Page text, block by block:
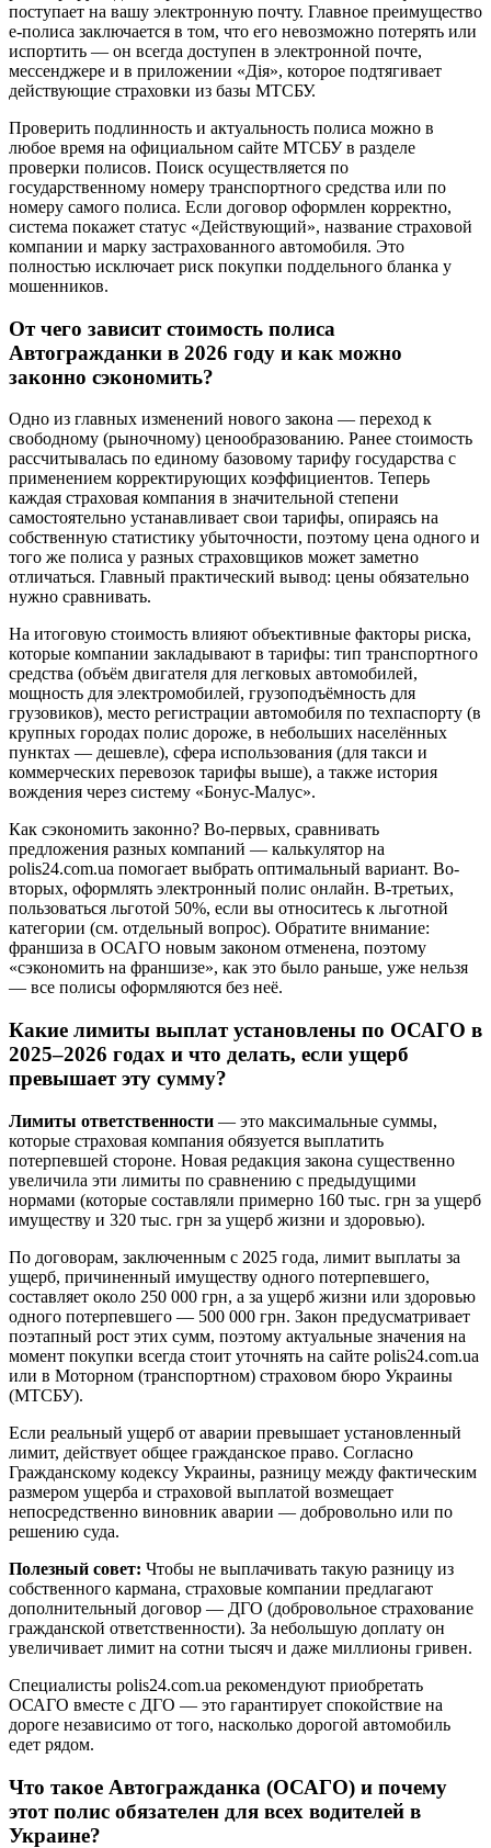
поступает на вашу электронную почту. Главное преимущество
е-полиса заключается в том, что его невозможно потерять или
испортить — он всегда доступен в электронной почте,
мессенджере и в приложении «Дія», которое подтягивает
действующие страховки из базы МТСБУ.
Проверить подлинность и актуальность полиса можно в
любое время на официальном сайте МТСБУ в разделе
проверки полисов. Поиск осуществляется по
государственному номеру транспортного средства или по
номеру самого полиса. Если договор оформлен корректно,
система покажет статус «Действующий», название страховой
компании и марку застрахованного автомобиля. Это
полностью исключает риск покупки поддельного бланка у
мошенников.
От чего зависит стоимость полиса
Автогражданки в 2026 году и как можно
законно сэкономить?
Одно из главных изменений нового закона — переход к
свободному (рыночному) ценообразованию. Ранее стоимость
рассчитывалась по единому базовому тарифу государства с
применением корректирующих коэффициентов. Теперь
каждая страховая компания в значительной степени
самостоятельно устанавливает свои тарифы, опираясь на
собственную статистику убыточности, поэтому цена одного и
того же полиса у разных страховщиков может заметно
отличаться. Главный практический вывод: цены обязательно
нужно сравнивать.
На итоговую стоимость влияют объективные факторы риска,
которые компании закладывают в тарифы: тип транспортного
средства (объём двигателя для легковых автомобилей,
мощность для электромобилей, грузоподъёмность для
грузовиков), место регистрации автомобиля по техпаспорту (в
крупных городах полис дороже, в небольших населённых
пунктах — дешевле), сфера использования (для такси и
коммерческих перевозок тарифы выше), а также история
вождения через систему «Бонус-Малус».
Как сэкономить законно? Во-первых, сравнивать
предложения разных компаний — калькулятор на
polis24.com.ua помогает выбрать оптимальный вариант. Во-
вторых, оформлять электронный полис онлайн. В-третьих,
пользоваться льготой 50%, если вы относитесь к льготной
категории (см. отдельный вопрос). Обратите внимание:
франшиза в ОСАГО новым законом отменена, поэтому
«сэкономить на франшизе», как это было раньше, уже нельзя
— все полисы оформляются без неё.
Какие лимиты выплат установлены по ОСАГО в
2025–2026 годах и что делать, если ущерб
превышает эту сумму?
Лимиты ответственности — это максимальные суммы,
которые страховая компания обязуется выплатить
потерпевшей стороне. Новая редакция закона существенно
увеличила эти лимиты по сравнению с предыдущими
нормами (которые составляли примерно 160 тыс. грн за ущерб
имуществу и 320 тыс. грн за ущерб жизни и здоровью).
По договорам, заключенным с 2025 года, лимит выплаты за
ущерб, причиненный имуществу одного потерпевшего,
составляет около 250 000 грн, а за ущерб жизни или здоровью
одного потерпевшего — 500 000 грн. Закон предусматривает
поэтапный рост этих сумм, поэтому актуальные значения на
момент покупки всегда стоит уточнять на сайте polis24.com.ua
или в Моторном (транспортном) страховом бюро Украины
(МТСБУ).
Если реальный ущерб от аварии превышает установленный
лимит, действует общее гражданское право. Согласно
Гражданскому кодексу Украины, разницу между фактическим
размером ущерба и страховой выплатой возмещает
непосредственно виновник аварии — добровольно или по
решению суда.
Полезный совет: Чтобы не выплачивать такую разницу из
собственного кармана, страховые компании предлагают
дополнительный договор — ДГО (добровольное страхование
гражданской ответственности). За небольшую доплату он
увеличивает лимит на сотни тысяч и даже миллионы гривен.
Специалисты polis24.com.ua рекомендуют приобретать
ОСАГО вместе с ДГО — это гарантирует спокойствие на
дороге независимо от того, насколько дорогой автомобиль
едет рядом.
Что такое Автогражданка (ОСАГО) и почему
этот полис обязателен для всех водителей в
Украине?